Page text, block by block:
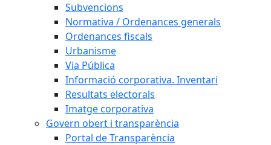
Subvencions
Normativa / Ordenances generals
Ordenances fiscals
Urbanisme
Via Pública
Informació corporativa. Inventari
Resultats electorals
Imatge corporativa
Govern obert i transparència
Portal de Transparència